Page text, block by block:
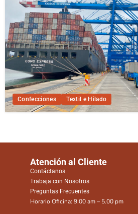
Confecciones Textil e Hilado
Atención al Cliente
Contáctanos
Trabaja con Nosotros
Preguntas Frecuentes
Horario Oficina: 9.00 am – 5.00 pm